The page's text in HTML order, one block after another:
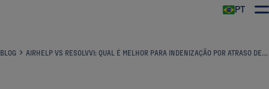
PT
BLOG AIRHELP VS RESOLVVI: QUAL É MELHOR PARA INDENIZAÇÃO POR ATRASO DE VOO?